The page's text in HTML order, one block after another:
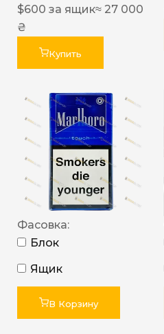
$600 за ящик≈ 27 000
₴
Купить
Фасовка:
Блок
Ящик
В Корзину